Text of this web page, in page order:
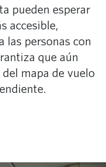
pueden esperar
accesible,
las personas con
que aún
mapa de vuelo